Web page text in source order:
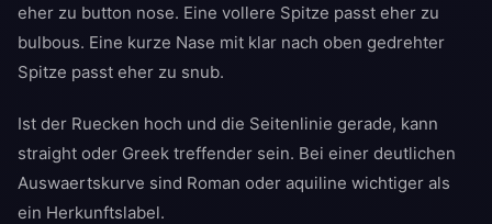
eher zu button nose. Eine vollere Spitze passt eher zu
bulbous. Eine kurze Nase mit klar nach oben gedrehter
Spitze passt eher zu snub.
Ist der Ruecken hoch und die Seitenlinie gerade, kann
straight oder Greek treffender sein. Bei einer deutlichen
Auswaertskurve sind Roman oder aquiline wichtiger als
ein Herkunftslabel.